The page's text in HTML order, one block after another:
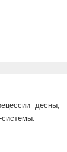
десны,
системы.